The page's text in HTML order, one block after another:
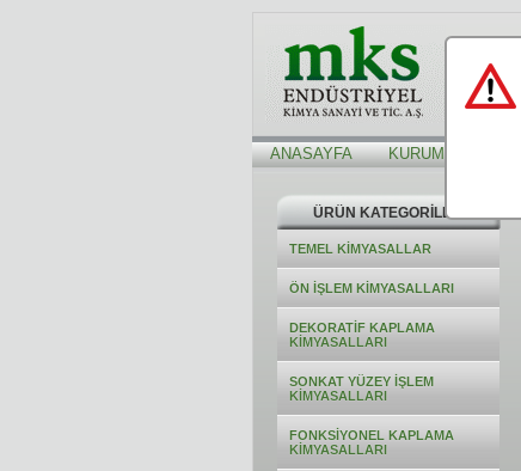
ANASAYFA KURUMSAL
ÜRÜN KATEGORİLERİ
TEMEL KİMYASALLAR
ÖN İŞLEM KİMYASALLARI
DEKORATİF KAPLAMA
KİMYASALLARI
SONKAT YÜZEY İŞLEM
KİMYASALLARI
FONKSİYONEL KAPLAMA
KİMYASALLARI